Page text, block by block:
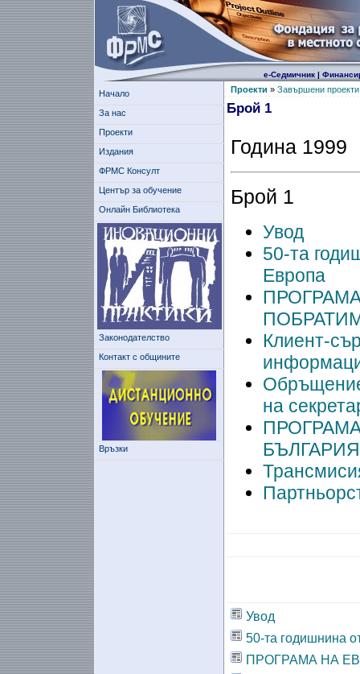
е-Седмичник|
Начало
За нас
Проекти
Издания
ФРМС Консулт
Център за обучение
Онлайн Библиотека
Законодателство
Контакт с общините
Връзки
Проекти » Завършени проекти
Брой 1
Година 1999
Брой 1
Увод
50-та
Европа
Клиент-
на
Увод
50-та годишнина
ПРОГРАМА НА